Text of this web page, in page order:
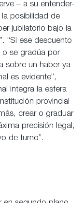
– a su entender-
posibilidad de
jubilatorio bajo la
“Si ese descuento
o se gradúa por
sobre un haber ya
es evidente”,
integra la esfera
provincial
crear o graduar
precisión legal,
de turno”.